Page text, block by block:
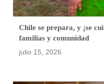
Chile se prepara, y ¡se
familias y comunidad
julio 15, 2026